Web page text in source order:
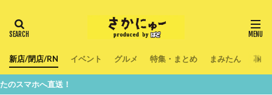
新店/閉店/RN イベント グルメ 特集・まとめ まみたん 暮ら
送！